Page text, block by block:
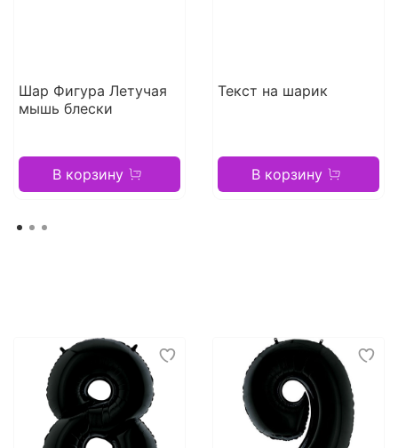
Шар Фигура Летучая
мышь блески
В корзину
Текст на шарик
В корзину